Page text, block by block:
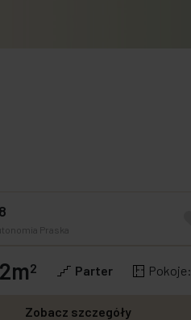
Praska
OFERTA SPECJALNA
2 Parter Pokoje:
Zobacz szczegóły